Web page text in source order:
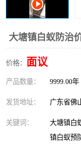
大塘镇白蚁防治
价格： 面议
产品数量： 9999.00年
发货地址： 广东省佛
关键词：
大塘镇白
镇白蚁预